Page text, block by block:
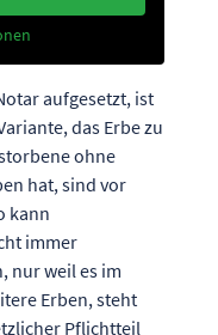
aufgesetzt, ist
das Erbe zu
ohne
hat, sind vor
kann
immer
nur weil es im
Erben, steht
Pflichtteil